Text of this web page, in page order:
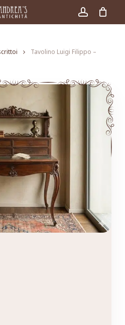
account
Tavolino Luigi Filippo –